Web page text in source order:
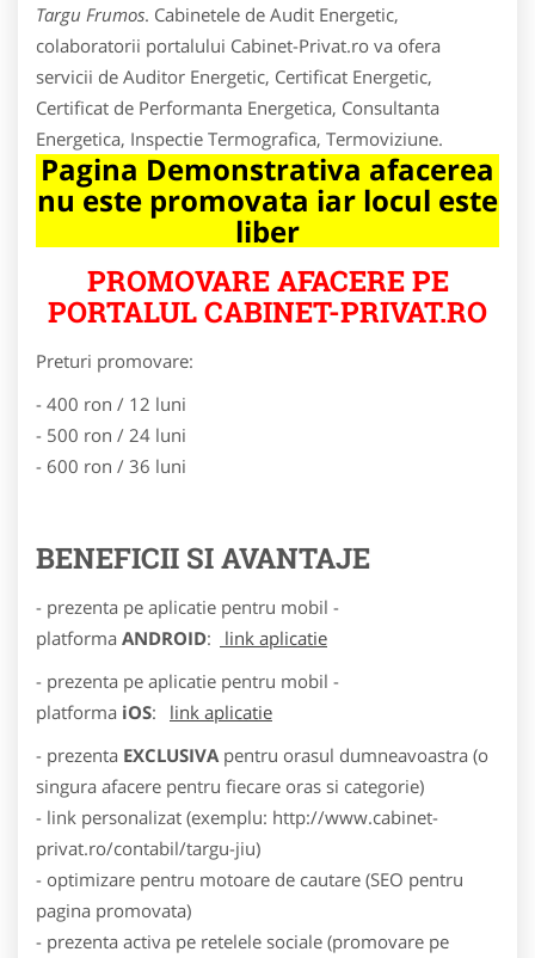
Targu Frumos. Cabinetele de Audit Energetic,
colaboratorii portalului Cabinet-Privat.ro va ofera
servicii de Auditor Energetic, Certificat Energetic,
Certificat de Performanta Energetica, Consultanta
Energetica, Inspectie Termografica, Termoviziune.
Pagina Demonstrativa afacerea
nu este promovata iar locul este
liber
PROMOVARE AFACERE PE
PORTALUL CABINET-PRIVAT.RO
Preturi promovare:
- 400 ron / 12 luni
- 500 ron / 24 luni
- 600 ron / 36 luni
BENEFICII SI AVANTAJE
- prezenta pe aplicatie pentru mobil -
platforma ANDROID:
link aplicatie
- prezenta pe aplicatie pentru mobil -
platforma iOS:
link aplicatie
- prezenta EXCLUSIVA pentru orasul dumneavoastra (o
singura afacere pentru fiecare oras si categorie)
- link personalizat (exemplu: http://www.cabinet-
privat.ro/contabil/targu-jiu)
- optimizare pentru motoare de cautare (SEO pentru
pagina promovata)
- prezenta activa pe retelele sociale (promovare pe